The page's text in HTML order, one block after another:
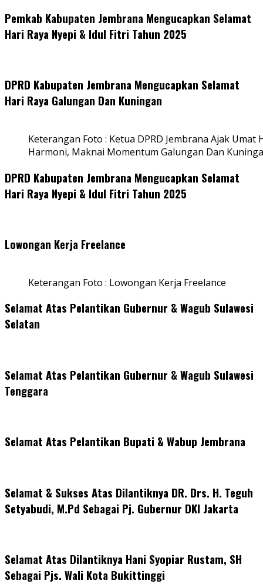
Pemkab Kabupaten Jembrana Mengucapkan Selamat
Hari Raya Nyepi & Idul Fitri Tahun 2025
DPRD Kabupaten Jembrana Mengucapkan Selamat
Hari Raya Galungan Dan Kuningan
Keterangan Foto : Ketua DPRD Jembrana Ajak
Harmoni, Maknai Momentum Galungan Dan
DPRD Kabupaten Jembrana Mengucapkan Selamat
Hari Raya Nyepi & Idul Fitri Tahun 2025
Lowongan Kerja Freelance
Keterangan Foto : Lowongan Kerja Freelance
Selamat Atas Pelantikan Gubernur & Wagub Sulawesi
Selatan
Selamat Atas Pelantikan Gubernur & Wagub Sulawesi
Tenggara
Selamat Atas Pelantikan Bupati & Wabup Jembrana
Selamat & Sukses Atas Dilantiknya DR. Drs. H. Teguh
Setyabudi, M.Pd Sebagai Pj. Gubernur DKI Jakarta
Selamat Atas Dilantiknya Hani Syopiar Rustam, SH
Sebagai Pjs. Wali Kota Bukittinggi